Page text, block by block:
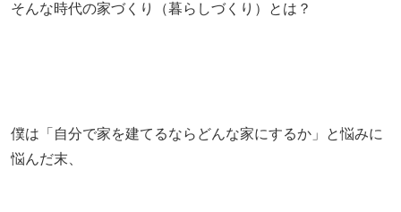
そんな時代の家づくり（暮らしづくり）とは？
僕は「自分で家を建てるならどんな家にするか」と悩みに
悩んだ末、